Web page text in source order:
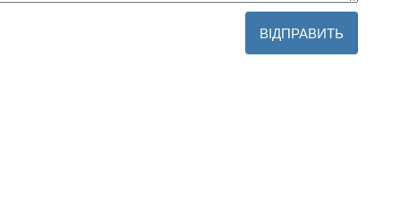
ВІДПРАВИТЬ